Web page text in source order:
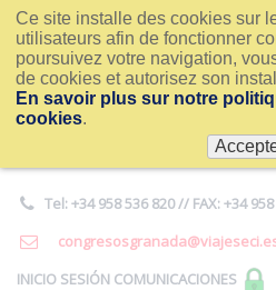
Ce site installe des cookies sur
utilisateurs afin de fonctionner
poursuivez votre navigation,
de cookies et autorisez son
En savoir plus sur notre
cookies.
Tel: +34 958 536 820 // FAX: +34
INICIO SESIÓN COMUNICACIONES